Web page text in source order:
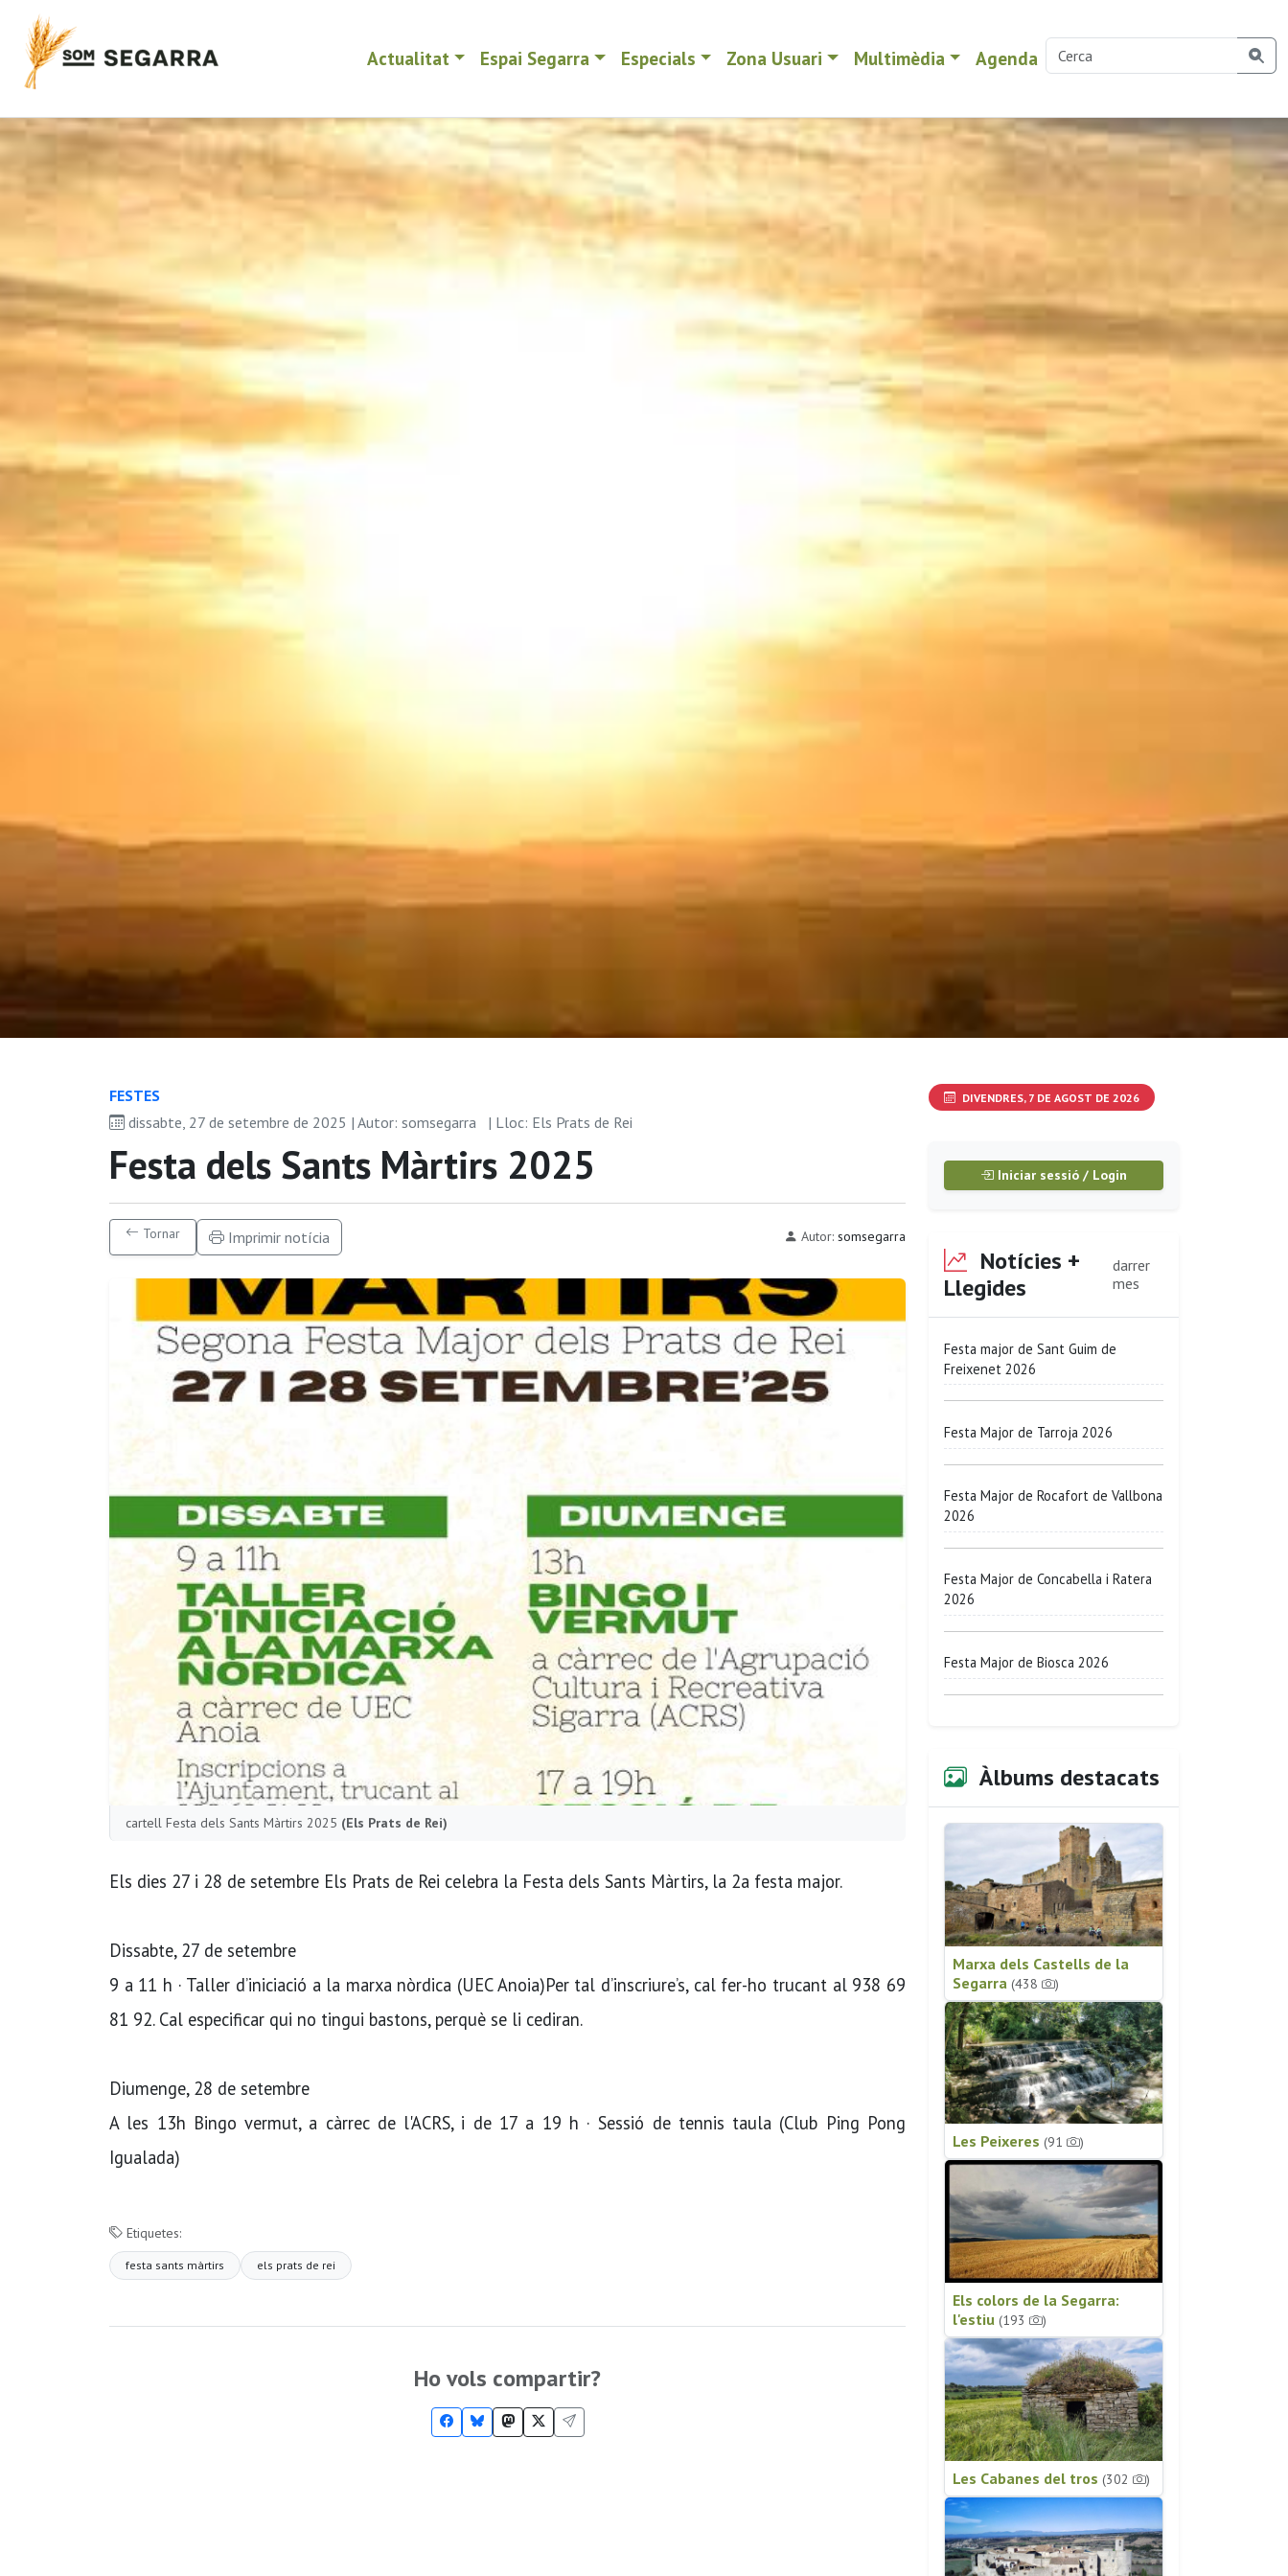
Actualitat Espai Segarra Especials Zona Usuari Multimèdia Agenda
FESTES
dissabte, 27 de setembre de 2025 | Autor: somsegarra
| Lloc: Els Prats de Rei
Festa dels Sants Màrtirs 2025
Tornar Imprimir notícia Autor: somsegarra
cartell Festa dels Sants Màrtirs 2025 (Els Prats de Rei)
Els dies 27 i 28 de setembre Els Prats de Rei celebra la Festa dels Sants Màrtirs, la 2a festa major.
Dissabte, 27 de setembre
9 a 11 h · Taller d’iniciació a la marxa nòrdica (UEC Anoia)Per tal d’inscriure’s, cal fer-ho trucant al 938 69
81 92. Cal especificar qui no tingui bastons, perquè se li cediran.
Diumenge, 28 de setembre
A les 13h Bingo vermut, a càrrec de l'ACRS, i de 17 a 19 h · Sessió de tennis taula (Club Ping Pong
Igualada)
Etiquetes:
festa sants màrtirs els prats de rei
Ho vols compartir?
DIVENDRES, 7 DE AGOST DE 2026
Iniciar sessió / Login
Notícies +
Llegides
darrer
mes
Festa major de Sant Guim de
Freixenet 2026
Festa Major de Tarroja 2026
Festa Major de Rocafort de Vallbona
2026
Festa Major de Concabella i Ratera
2026
Festa Major de Biosca 2026
Àlbums destacats
Marxa dels Castells de la
Segarra (438 )
Les Peixeres (91 )
Els colors de la Segarra:
l'estiu (193 )
Les Cabanes del tros (302 )